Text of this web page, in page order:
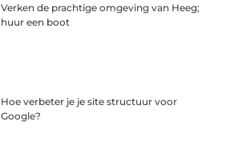
Verken de prachtige omgeving van Heeg;
huur een boot
Hoe verbeter je je site structuur voor
Google?